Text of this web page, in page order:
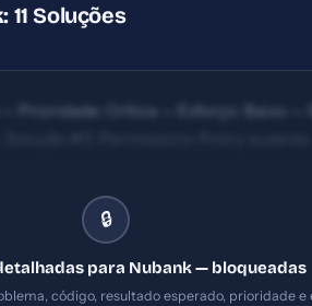
Soluções
Prioridade: Crítica — Esforço: Baixo —
— Prioridade: Importante — Esforço:
🔒
para Nubank — bloqueadas
código, resultado esperado, prioridade e